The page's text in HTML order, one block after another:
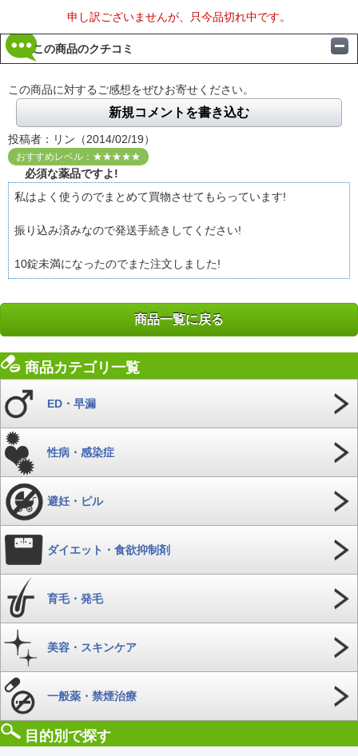
申し訳ございませんが、只今品切れ中です。
この商品のクチコミ
この商品に対するご感想をぜひお寄せください。
新規コメントを書き込む
投稿者：リン（2014/02/19）
おすすめレベル：★★★★★
必須な薬品ですよ!
私はよく使うのでまとめて買物させてもらっています!
振り込み済みなので発送手続きしてください!
10錠未満になったのでまた注文しました!
商品一覧に戻る
商品カテゴリ一覧
ED・早漏
性病・感染症
避妊・ピル
ダイエット・食欲抑制剤
育毛・発毛
美容・スキンケア
一般薬・禁煙治療
目的別で探す